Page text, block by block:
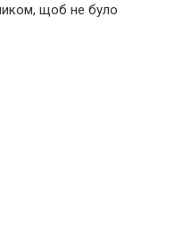
щоб не було